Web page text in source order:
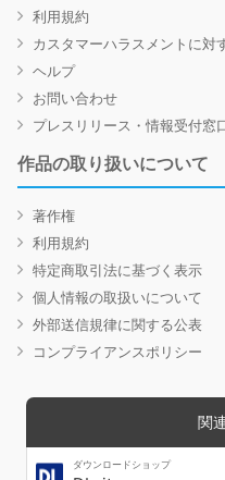
利用規約
カスタマーハラスメントに対
ヘルプ
お問い合わせ
プレスリリース・情報受付窓
作品の取り扱いについて
著作権
利用規約
特定商取引法に基づく表示
個人情報の取扱いについて
外部送信規律に関する公表
コンプライアンスポリシー
関
ダウンロードショップ